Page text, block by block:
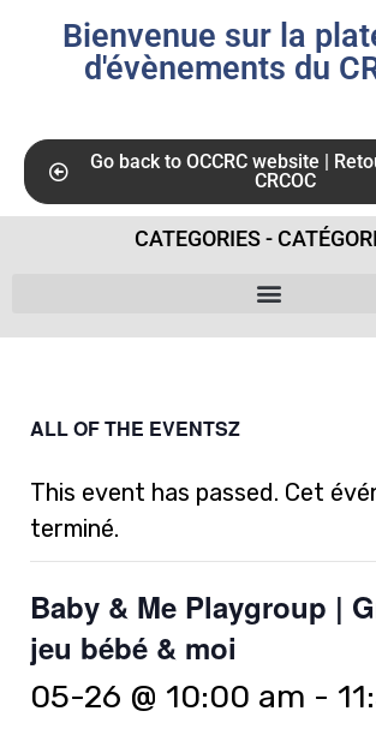
Bienvenue sur la
d'évènements du
Go back to OCCRC website |
CRCOC
CATEGORIES -
ALL OF THE EVENTSZ
This event has passed. Cet
terminé.
Baby & Me Playgroup |
jeu bébé & moi
05-26 @ 10:00 am -